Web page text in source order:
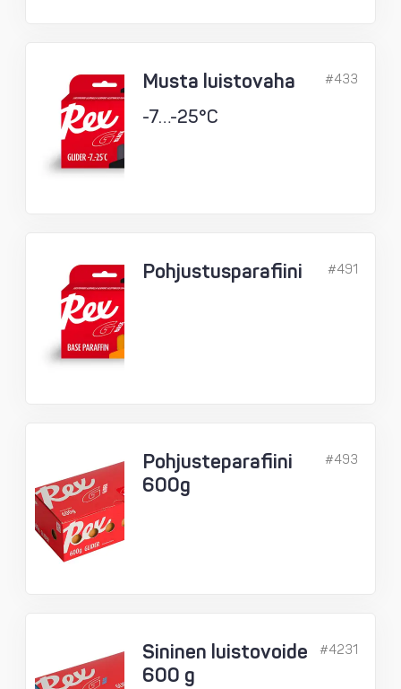
Musta luistovaha
-7…-25°C
#433
Pohjustusparafiini #491
Pohjusteparafiini
600g
#493
Sininen luistovoide
600 g
#4231